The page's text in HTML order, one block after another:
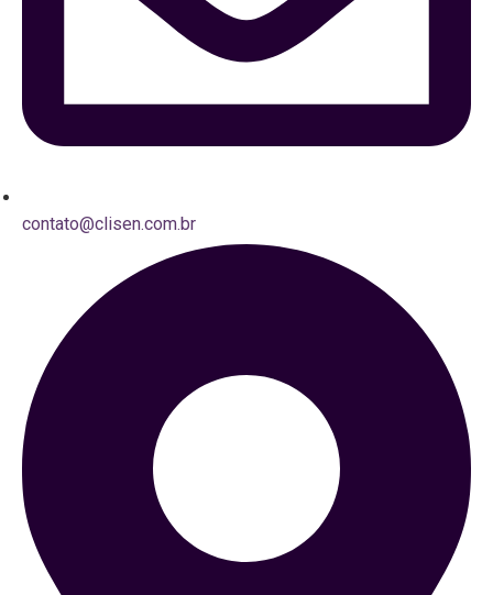
contato@clisen.com.br